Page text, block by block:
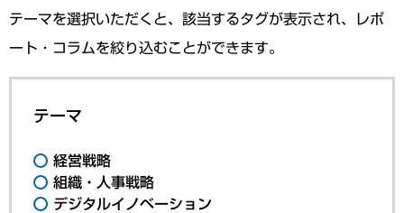
テーマを選択いただくと、該当するタグが表示され、レポ
ート・コラムを絞り込むことができます。
テーマ
経営戦略
組織・人事戦略
デジタルイノベーション